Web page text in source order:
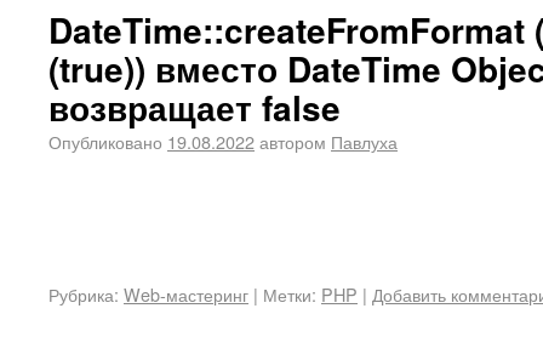
(true)) вместо DateTime
возвращает false
Опубликовано 19.08.2022автором Павлуха
Рубрика: Web-мастеринг | Метки: PHP | Добавить